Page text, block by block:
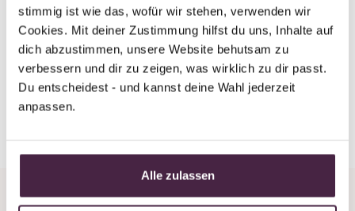
stimmig ist wie das, wofür wir stehen, verwenden wir
Cookies. Mit deiner Zustimmung hilfst du uns, Inhalte auf
dich abzustimmen, unsere Website behutsam zu
verbessern und dir zu zeigen, was wirklich zu dir passt.
Du entscheidest - und kannst deine Wahl jederzeit
anpassen.
Alle zulassen
Send mail